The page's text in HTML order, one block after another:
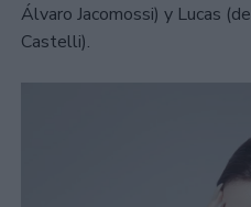
Álvaro Jacomossi) y Lucas
Castelli).